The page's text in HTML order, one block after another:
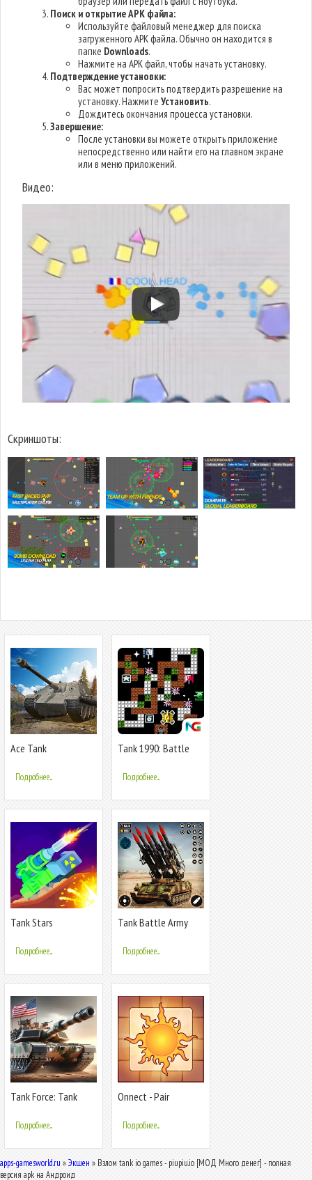
Поиск и открытие APK файла:
Используйте файловый менеджер для поиска
загруженного APK файла. Обычно он находится в
папке Downloads.
Нажмите на APK файл, чтобы начать установку.
Подтверждение установки:
Вас может попросить подтвердить разрешение на
установку. НажмитеУстановить.
Дождитесь окончания процесса установки.
Завершение:
После установки вы можете открыть приложение
непосредственно или найти его на главном экране
или в меню приложений.
Видео:
Скриншоты:
Ace Tank
Подробнее...
Tank 1990: Battle
Подробнее...
Tank Stars
Подробнее...
Tank Battle Army
Подробнее...
Tank Force: Tank
Подробнее...
Onnect - Pair
Подробнее...
apps-gamesworld.ru »Экшен » Взлом tank io games - piupiu.io [МОД Много денег] - полная
версия apk на Андроид